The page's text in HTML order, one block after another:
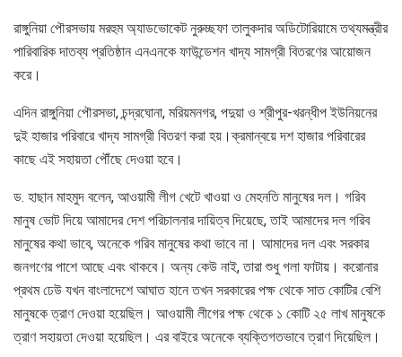
রাঙ্গুনিয়া পৌরসভায় মরহুম অ্যাডভোকেট নুরুচ্ছফা তালুকদার অডিটোরিয়ামে তথ্যমন্ত্রীর
পারিবারিক দাতব্য প্রতিষ্ঠান এনএনকে ফাউন্ডেশন খাদ্য সামগ্রী বিতরণের আয়োজন
করে।
এদিন রাঙ্গুনিয়া পৌরসভা, চন্দ্রঘোনা, মরিয়মনগর, পদুয়া ও শ্রীপুর-খরন্ধীপ ইউনিয়নের
দুই হাজার পরিবারে খাদ্য সামগ্রী বিতরণ করা হয়।ক্রমান্বয়ে দশ হাজার পরিবারের
কাছে এই সহায়তা পৌঁছে দেওয়া হবে।
ড. হাছান মাহমুদ বলেন, আওয়ামী লীগ খেটে খাওয়া ও মেহনতি মানুষের দল। গরিব
মানুষ ভোট দিয়ে আমাদের দেশ পরিচালনার দায়িত্ব দিয়েছে, তাই আমাদের দল গরিব
মানুষের কথা ভাবে, অনেকে গরিব মানুষের কথা ভাবে না। আমাদের দল এবং সরকার
জনগণের পাশে আছে এবং থাকবে। অন্য কেউ নাই, তারা শুধু গলা ফাটায়। করোনার
প্রথম ঢেউ যখন বাংলাদেশে আঘাত হানে তখন সরকারের পক্ষ থেকে সাত কোটির বেশি
মানুষকে ত্রাণ দেওয়া হয়েছিল। আওয়ামী লীগের পক্ষ থেকে ১ কোটি ২৫ লাখ মানুষকে
ত্রাণ সহায়তা দেওয়া হয়েছিল। এর বাইরে অনেকে ব্যক্তিগতভাবে ত্রাণ দিয়েছিল।